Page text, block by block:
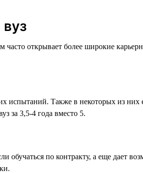
часто открывает более широкие
Также в некоторых из
за 3,5-4 года вместо 5.
по контракту, а еще дает